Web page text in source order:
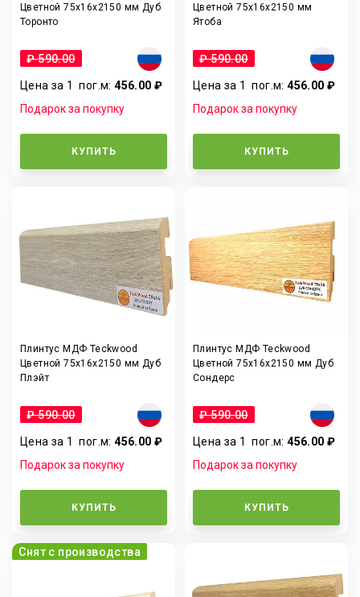
Цветной 75x16x2150 мм Дуб
Торонто
₽ 590.00
Цена за 1пог.м:456.00 ₽
Подарок за покупку
КУПИТЬ
Цветной 75x16x2150 мм
Ятоба
₽ 590.00
Цена за 1пог.м:456.00 ₽
Подарок за покупку
КУПИТЬ
Плинтус МДФ Teckwood
Цветной 75x16x2150 мм Дуб
Плэйт
₽ 590.00
Цена за 1пог.м:456.00 ₽
Подарок за покупку
КУПИТЬ
Плинтус МДФ Teckwood
Цветной 75x16x2150 мм Дуб
Сондерс
₽ 590.00
Цена за 1пог.м:456.00 ₽
Подарок за покупку
КУПИТЬ
Снят с производства